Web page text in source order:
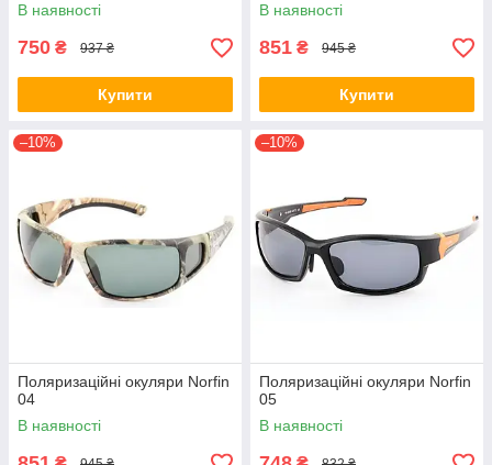
В наявності
750 ₴ 937 ₴
Купити
В наявності
851 ₴ 945 ₴
Купити
–10%
Поляризаційні окуляри Norfin
04
В наявності
–10%
Поляризаційні окуляри Norfin
05
В наявності